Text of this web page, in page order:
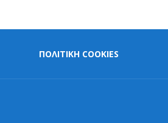
ΠΟΛΙΤΙΚΗ COOKIES